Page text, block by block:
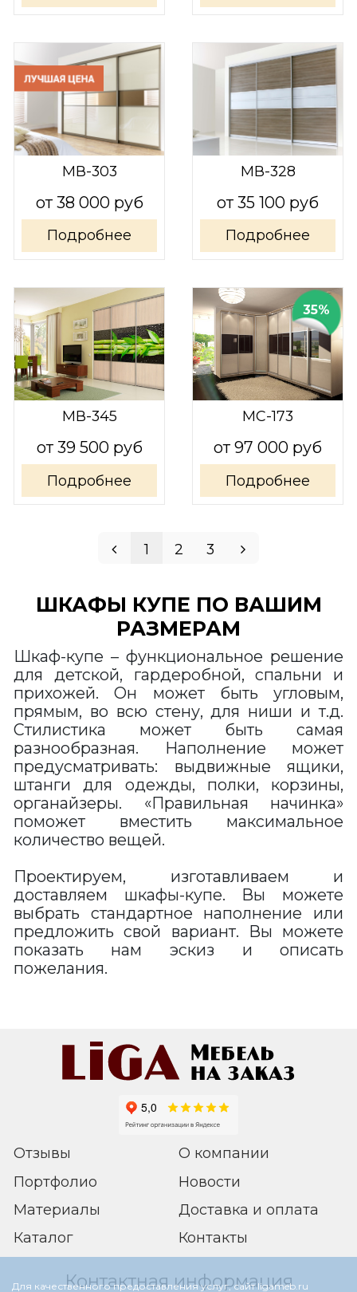
МВ-303
Подробнее
от 38 000 руб
МВ-328
Подробнее
от 35 100 руб
МВ-345
Подробнее
от 39 500 руб
35%
МС-173
Подробнее
от 97 000 руб
1 2 3
ШКАФЫ КУПЕ ПО ВАШИМ
РАЗМЕРАМ
Шкаф-купе – функциональное решение
для детской, гардеробной, спальни и
прихожей. Он может быть угловым,
прямым, во всю стену, для ниши и т.д.
Стилистика может быть самая
разнообразная. Наполнение может
предусматривать: выдвижные ящики,
штанги для одежды, полки, корзины,
органайзеры. «Правильная начинка»
поможет вместить максимальное
количество вещей.
Проектируем, изготавливаем и
доставляем шкафы-купе. Вы можете
выбрать стандартное наполнение или
предложить свой вариант. Вы можете
показать нам эскиз и описать
пожелания.
Отзывы
Портфолио
Материалы
Каталог
О компании
Новости
Доставка и оплата
Контакты
Контактная информация
Для качественного предоставления услуг, сайт ligameb.ru